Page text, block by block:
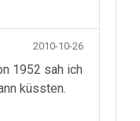
2010-10-26
1952 sah ich
küssten.